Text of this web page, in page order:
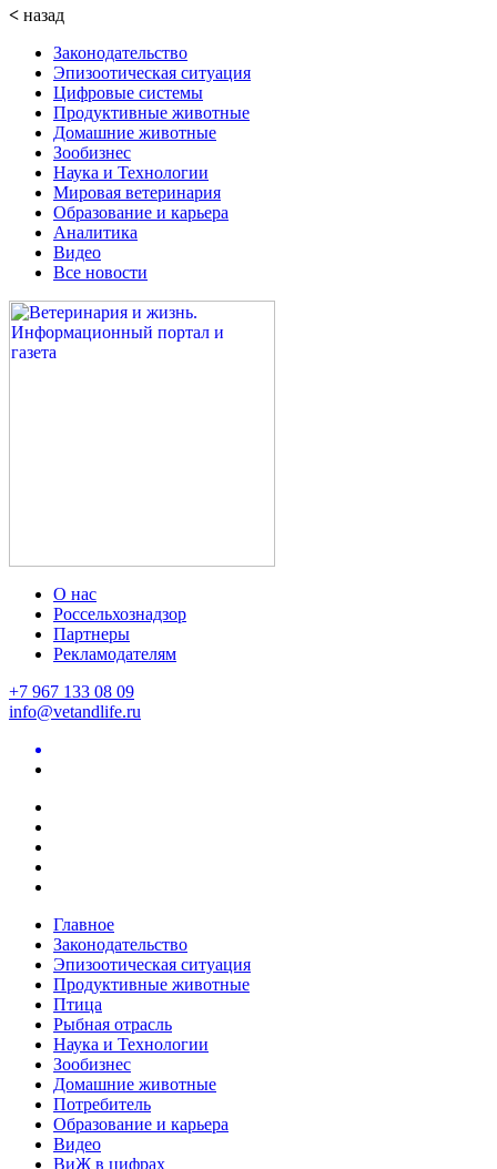
< назад
Законодательство
Эпизоотическая ситуация
Цифровые системы
Продуктивные животные
Домашние животные
Зообизнес
Наука и Технологии
Мировая ветеринария
Образование и карьера
Аналитика
Видео
Все новости
О нас
Россельхознадзор
Партнеры
Рекламодателям
+7 967 133 08 09
info@vetandlife.ru
Главное
Законодательство
Эпизоотическая ситуация
Продуктивные животные
Птица
Рыбная отрасль
Наука и Технологии
Зообизнес
Домашние животные
Потребитель
Образование и карьера
Видео
ВиЖ в цифрах